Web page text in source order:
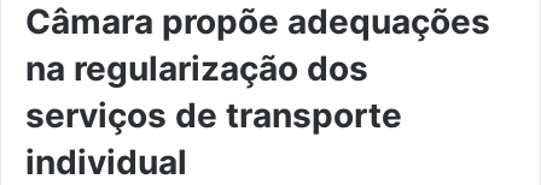
Câmara propõe adequações
na regularização dos
serviços de transporte
individual